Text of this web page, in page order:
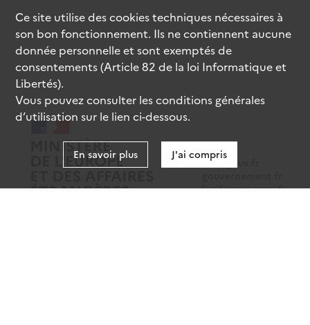
data.gouv.fr
legifrance.gouv.fr
Ce site utilise descookiestechniques nécessaires à
son bon fonctionnement. Ils ne contiennent aucune
donnée personnelle et sont exemptés de
consentements (Article 82 de la loi Informatique et
Libertés).
Vous pouvez consulter les conditions générales
d’utilisation sur le lien ci-dessous.
En savoir plus J'ai compris